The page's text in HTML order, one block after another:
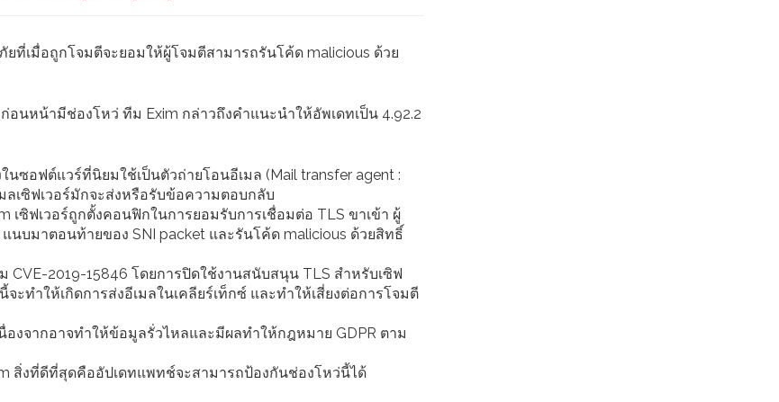
ที่เมื่อถูกโจมตีจะยอมให้ผู้โจมตีสามารถรันโค้ด malicious ด้วย
อนหน้ามีช่องโหว่ ทีม Exim กล่าวถึงคำแนะนำให้อัพเดทเป็น 4.92.2
อฟต์แวร์ที่นิยมใช้เป็นตัวถ่ายโอนอีเมล (Mail transfer agent :
ลเซิฟเวอร์มักจะส่งหรือรับข้อความตอบกลับ
ซิฟเวอร์ถูกตั้งคอนฟิกในการยอมรับการเชื่อมต่อ TLS ขาเข้า ผู้
นบมาตอนท้ายของ SNI packet และรันโค้ด malicious ด้วยสิทธิ์
CVE-2019-15846 โดยการปิดใช้งานสนับสนุน TLS สำหรับเซิฟ
ะทำให้เกิดการส่งอีเมลในเคลียร์เท็กซ์ และทำให้เสี่ยงต่อการโจมตี
องจากอาจทำให้ข้อมูลรั่วไหลและมีผลทำให้กฎหมาย GDPR ตาม
สิ่งที่ดีที่สุดคืออัปเดทแพทช์จะสามารถป้องกันช่องโหว่นี้ได้